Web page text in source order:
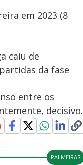
em 2023 (8
caiu de
da fase
entre os
decisivo.
PALMEIRAS